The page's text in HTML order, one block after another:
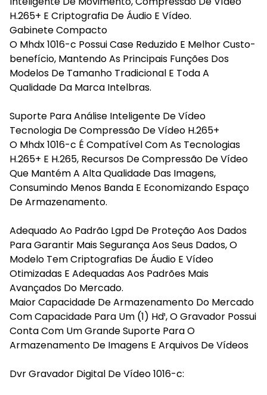
H.265+ E Criptografia De Áudio E Vídeo.
Gabinete Compacto
O Mhdx 1016-c Possui Case Reduzido E Melhor Custo-
benefício, Mantendo As Principais Funções Dos
Modelos De Tamanho Tradicional E Toda A
Qualidade Da Marca Intelbras.
Suporte Para Análise Inteligente De Vídeo
Tecnologia De Compressão De Vídeo H.265+
O Mhdx 1016-c É Compatível Com As Tecnologias
H.265+ E H.265, Recursos De Compressão De Vídeo
Que Mantém A Alta Qualidade Das Imagens,
Consumindo Menos Banda E Economizando Espaço
De Armazenamento.
Adequado Ao Padrão Lgpd De Proteção Aos Dados
Para Garantir Mais Segurança Aos Seus Dados, O
Modelo Tem Criptografias De Áudio E Vídeo
Otimizadas E Adequadas Aos Padrões Mais
Avançados Do Mercado.
Maior Capacidade De Armazenamento Do Mercado
Com Capacidade Para Um (1) Hd¹, O Gravador Possui
Conta Com Um Grande Suporte Para O
Armazenamento De Imagens E Arquivos De Vídeos
Dvr Gravador Digital De Vídeo 1016-c: